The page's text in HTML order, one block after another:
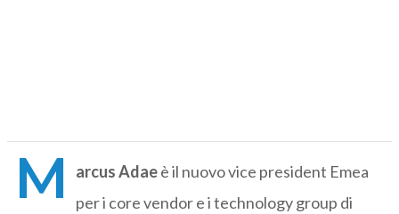
M arcus Adaeè il nuovo vice president Emea
per i core vendor e i technology group di